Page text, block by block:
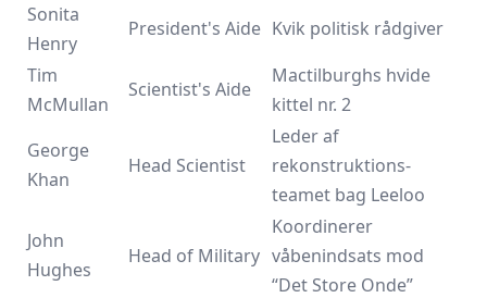
Sonita
Henry
President's Aide Kvik politisk rådgiver
Tim
McMullan
Scientist's Aide
Mactilburghs hvide
kittel nr. 2
George
Khan
Head Scientist
Leder af
rekonstruktions-
teamet bag Leeloo
John
Hughes
Head of Military
Koordinerer
våbenindsats mod
“Det Store Onde”